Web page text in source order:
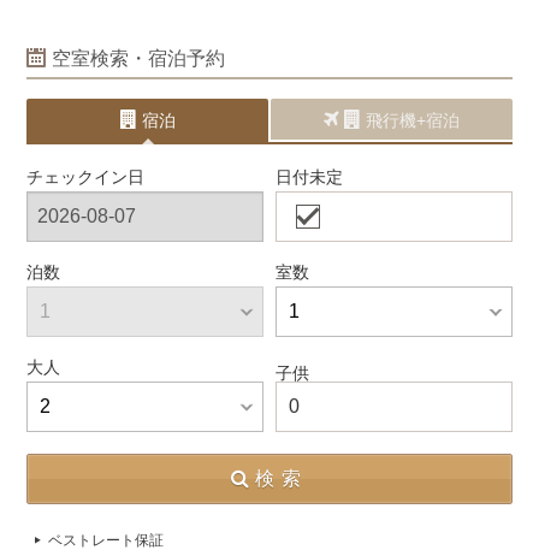
空室検索・宿泊予約
宿泊 飛行機+宿泊
チェックイン日 日付未定
泊数 室数
大人 子供
0
検索
ベストレート保証